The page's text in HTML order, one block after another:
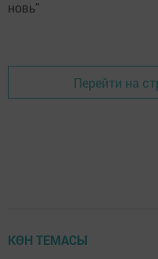
новь"
Перейти на
КӨН ТЕМАСЫ